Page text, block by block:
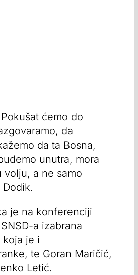
ćemo do
da
da ta Bosna,
unutra, mora
volju, a ne samo
Dodik.
je na konferenciji
a izabrana
koja je i
te Goran Maričić,
Letić.